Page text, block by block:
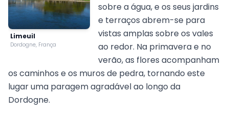
Limeuil
Dordogne, França
sobre a água, e os seus jardins
e terraços abrem-se para
vistas amplas sobre os vales
ao redor. Na primavera e no
verão, as flores acompanham
os caminhos e os muros de pedra, tornando este
lugar uma paragem agradável ao longo da
Dordogne.